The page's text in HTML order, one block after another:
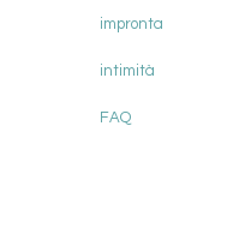
impronta
intimità
FAQ